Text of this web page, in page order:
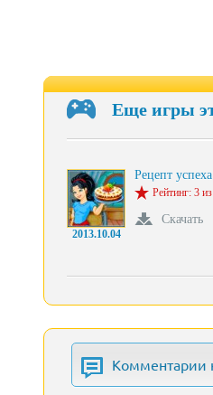
Еще игры
2013.10.04
Рецепт успеха
Рейтинг: 3
Скачать
Комментарии